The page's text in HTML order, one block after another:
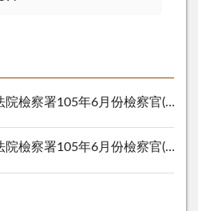
年6月份檢察官(含事務官)準時開庭統計表.pdf
年6月份檢察官(含事務官)問案態度統計表.pdf